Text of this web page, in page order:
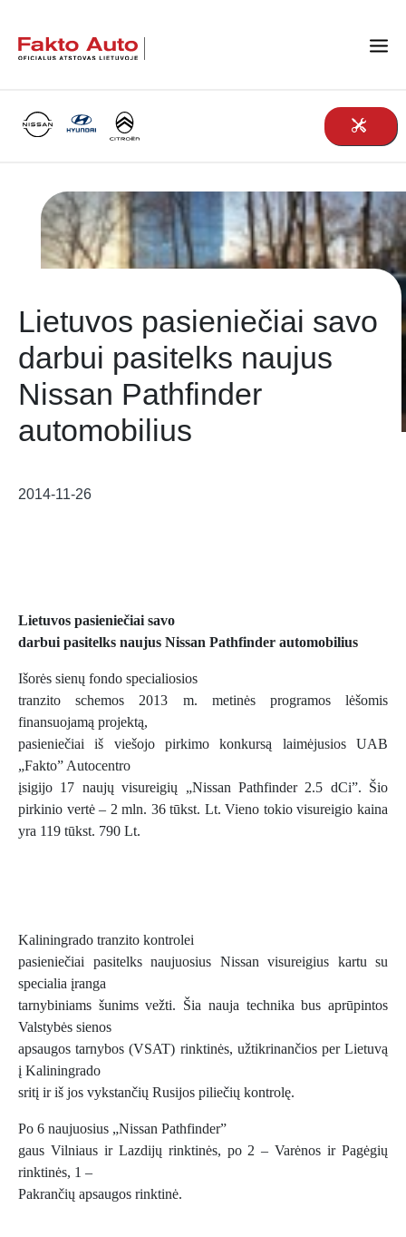
Main Navigation
Lietuvos pasieniečiai savo
darbui pasitelks naujus
Nissan Pathfinder
automobilius
2014-11-26
Lietuvos pasieniečiai savo
darbui pasitelks naujus Nissan Pathfinder automobilius
Išorės sienų fondo specialiosios
tranzito schemos 2013 m. metinės programos lėšomis
finansuojamą projektą,
pasieniečiai iš viešojo pirkimo konkursą laimėjusios UAB
„Fakto” Autocentro
įsigijo 17 naujų visureigių „Nissan Pathfinder 2.5 dCi”. Šio
pirkinio vertė – 2 mln. 36 tūkst. Lt. Vieno tokio visureigio kaina
yra 119 tūkst. 790 Lt.
Kaliningrado tranzito kontrolei
pasieniečiai pasitelks naujuosius Nissan visureigius kartu su
specialia įranga
tarnybiniams šunims vežti. Šia nauja technika bus aprūpintos
Valstybės sienos
apsaugos tarnybos (VSAT) rinktinės, užtikrinančios per Lietuvą
į Kaliningrado
sritį ir iš jos vykstančių Rusijos piliečių kontrolę.
Po 6 naujuosius „Nissan Pathfinder”
gaus Vilniaus ir Lazdijų rinktinės, po 2 – Varėnos ir Pagėgių
rinktinės, 1 –
Pakrančių apsaugos rinktinė.